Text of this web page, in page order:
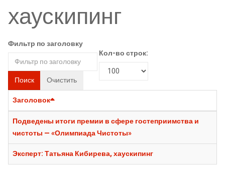
хаускипинг
Фильтр по заголовку
Поиск Очистить
Кол-во строк:
Заголовок
Подведены итоги премии в сфере гостеприимства и
чистоты — «Олимпиада Чистоты»
Эксперт: Татьяна Кибирева, хаускипинг